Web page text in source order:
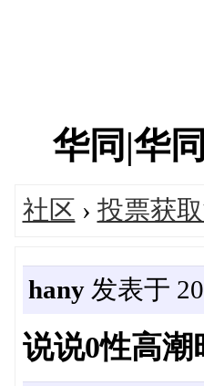
华同|华
社区 › 投票获
hany发表于
说说0性高潮